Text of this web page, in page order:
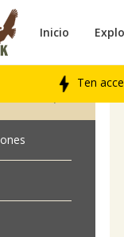
Inicio
Ten